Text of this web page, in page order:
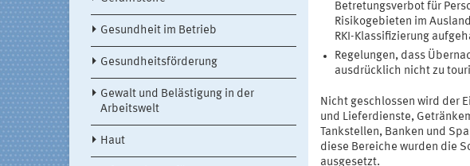
Gesundheit im Betrieb
Gesundheitsförderung
Gewalt und Belästigung in der
Arbeitswelt
Haut
Betretungsverbot für
Risikogebieten im
RKI-Klassifizierung
Regelungen, dass
ausdrücklich nicht zu
Nicht geschlossen wird der
und Lieferdienste,
Tankstellen, Banken und
diese Bereiche wurden die
ausgesetzt.